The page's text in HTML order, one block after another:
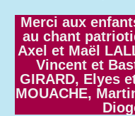
Merci aux
au chant
Axel et Maël
Vincent et
GIRARD, Elyes
MOUACHE,